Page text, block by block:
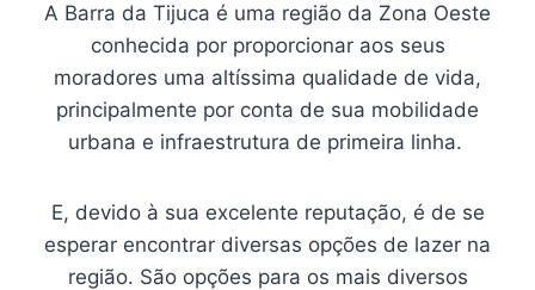
A Barra da Tijuca é uma região da Zona Oeste
conhecida por proporcionar aos seus
moradores uma altíssima qualidade de vida,
principalmente por conta de sua mobilidade
urbana e infraestrutura de primeira linha.
E, devido à sua excelente reputação, é de se
esperar encontrar diversas opções de lazer na
região. São opções para os mais diversos